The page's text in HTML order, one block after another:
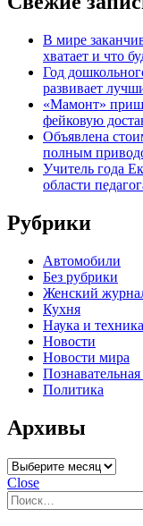
В мире
хватает и что
Год
развивает
«Мамонт»
фейковую
Объявлена
полным
Учитель года
области
Рубрики
Автомобили
Без рубрики
Женский
Кухня
Наука и техника
Новости
Новости мира
Политика
Архивы
Архивы
Close
Найти: